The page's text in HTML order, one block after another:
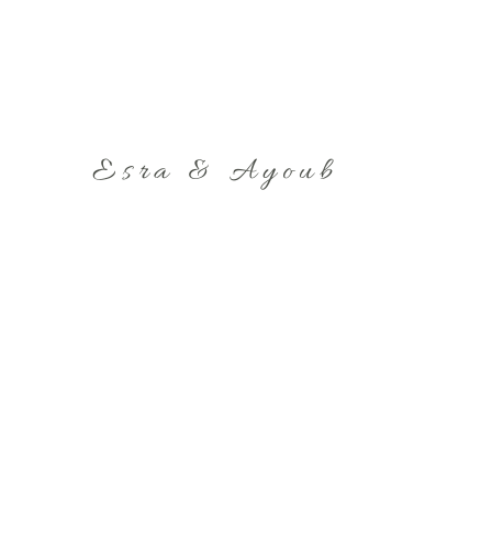
Esra & Ayoub